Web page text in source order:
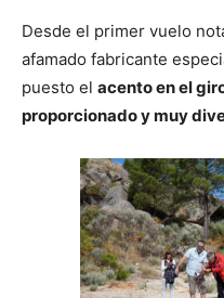
Desde el primer vuelo
afamado fabricante
puesto el acento en el
proporcionado y muy